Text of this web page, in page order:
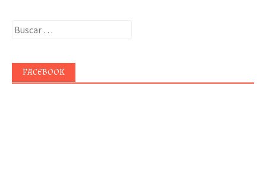
Buscar:
FACEBOOK